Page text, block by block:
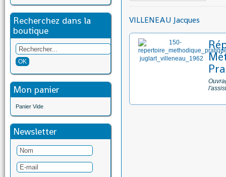
Recherchez dans la
boutique
Mon panier
Panier Vide
Newsletter
VILLENEAU Jacques